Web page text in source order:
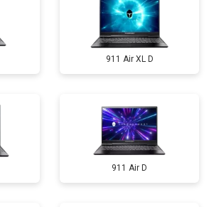
911 Air XL D
911 Air D